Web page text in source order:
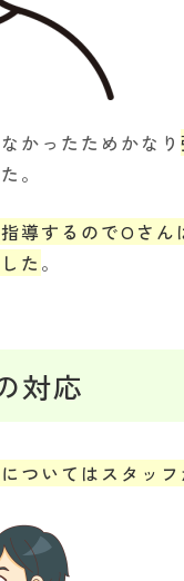
かったためかなり
。
導するのでOさ
た 。
対応
ついてはスタッ